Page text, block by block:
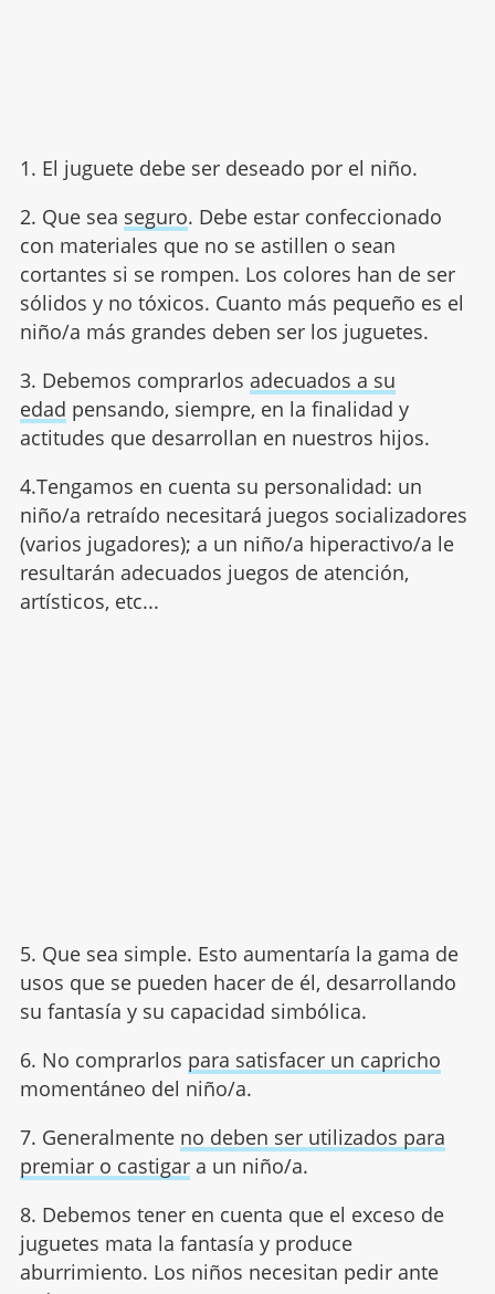
1. El juguete debe ser deseado por el niño.
2. Que sea seguro. Debe estar confeccionado
con materiales que no se astillen o sean
cortantes si se rompen. Los colores han de ser
sólidos y no tóxicos. Cuanto más pequeño es el
niño/a más grandes deben ser los juguetes.
3. Debemos comprarlos adecuados a su
edad pensando, siempre, en la finalidad y
actitudes que desarrollan en nuestros hijos.
4.Tengamos en cuenta su personalidad: un
niño/a retraído necesitará juegos socializadores
(varios jugadores); a un niño/a hiperactivo/a le
resultarán adecuados juegos de atención,
artísticos, etc...
5. Que sea simple. Esto aumentaría la gama de
usos que se pueden hacer de él, desarrollando
su fantasía y su capacidad simbólica.
6. No comprarlos para satisfacer un capricho
momentáneo del niño/a.
7. Generalmente no deben ser utilizados para
premiar o castigara un niño/a.
8. Debemos tener en cuenta que el exceso de
juguetes mata la fantasía y produce
aburrimiento. Los niños necesitan pedir ante